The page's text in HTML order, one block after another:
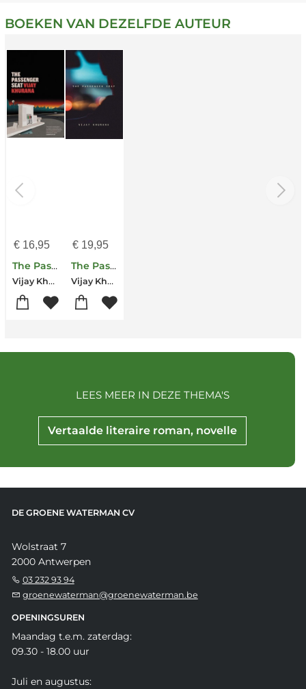
BOEKEN VAN DEZELFDE AUTEUR
€16,95
The Passenger Seat
Vijay Khurana
€19,95
The Passenger Seat
Vijay Khurana
Vertaalde literaire roman, novelle
LEES MEER IN DEZE THEMA'S
DE GROENE WATERMAN CV
Wolstraat 7
2000 Antwerpen
03 232 93 94
groenewaterman@groenewaterman.be
OPENINGSUREN
Maandag t.e.m. zaterdag:
09.30 - 18.00 uur
Juli en augustus: